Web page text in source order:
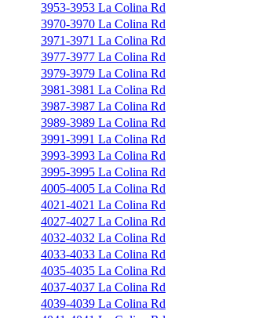
3953-3953 La Colina Rd
3970-3970 La Colina Rd
3971-3971 La Colina Rd
3977-3977 La Colina Rd
3979-3979 La Colina Rd
3981-3981 La Colina Rd
3987-3987 La Colina Rd
3989-3989 La Colina Rd
3991-3991 La Colina Rd
3993-3993 La Colina Rd
3995-3995 La Colina Rd
4005-4005 La Colina Rd
4021-4021 La Colina Rd
4027-4027 La Colina Rd
4032-4032 La Colina Rd
4033-4033 La Colina Rd
4035-4035 La Colina Rd
4037-4037 La Colina Rd
4039-4039 La Colina Rd